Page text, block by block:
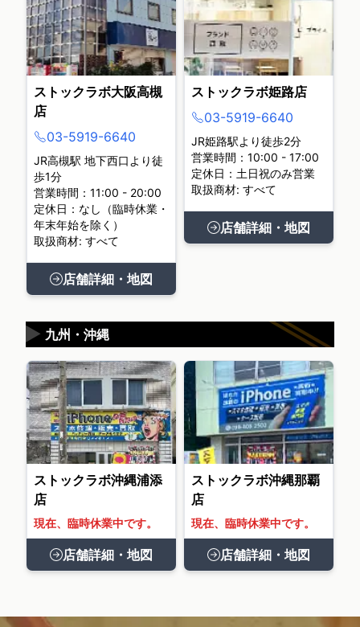
ストックラボ大阪高槻
店
03-5919-6640
JR高槻駅 地下西口より徒
歩1分
営業時間：11:00 - 20:00
定休日：なし（臨時休業・
年末年始を除く）
取扱商材: すべて
店舗詳細・地図
ストックラボ姫路店
03-5919-6640
JR姫路駅より徒歩2分
営業時間：10:00 - 17:00
定休日：土日祝のみ営業
取扱商材: すべて
店舗詳細・地図
九州・沖縄
▶
ストックラボ沖縄浦添
店
現在、臨時休業中です。
店舗詳細・地図
ストックラボ沖縄那覇
店
現在、臨時休業中です。
店舗詳細・地図